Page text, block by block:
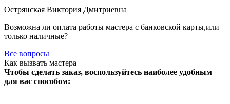
Острянская Виктория Дмитриевна
Возможна ли оплата работы мастера с банковской карты,или
только наличные?
Все вопросы
Как вызвать мастера
Чтобы сделать заказ, воспользуйтесь наиболее удобным
для вас способом: